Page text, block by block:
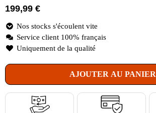
199,99 €
Nos stocks s'écoulent vite
Service client 100% français
Uniquement de la qualité
AJOUTER AU PANIER